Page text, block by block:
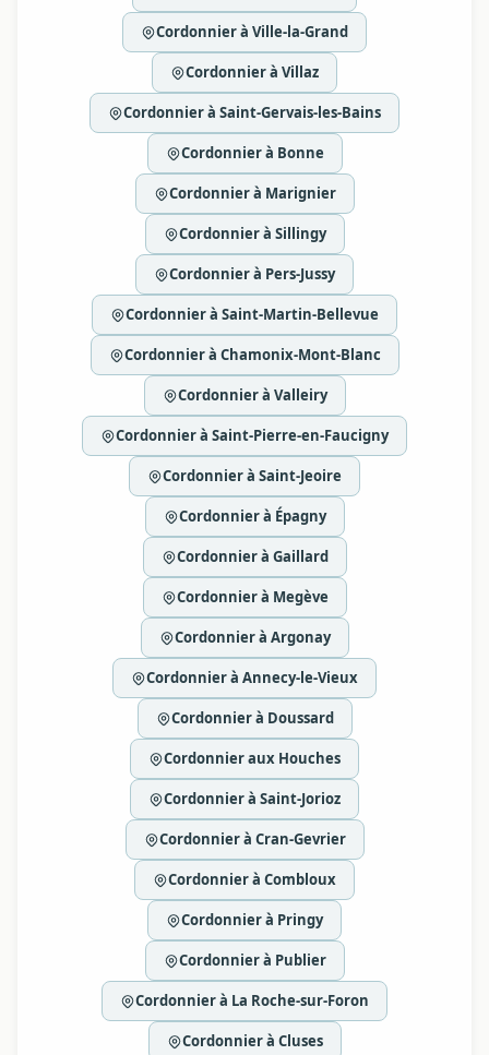
Cordonnier à Ville-la-Grand
Cordonnier à Villaz
Cordonnier à Saint-Gervais-les-Bains
Cordonnier à Bonne
Cordonnier à Marignier
Cordonnier à Sillingy
Cordonnier à Pers-Jussy
Cordonnier à Saint-Martin-Bellevue
Cordonnier à Chamonix-Mont-Blanc
Cordonnier à Valleiry
Cordonnier à Saint-Pierre-en-Faucigny
Cordonnier à Saint-Jeoire
Cordonnier à Épagny
Cordonnier à Gaillard
Cordonnier à Megève
Cordonnier à Argonay
Cordonnier à Annecy-le-Vieux
Cordonnier à Doussard
Cordonnier aux Houches
Cordonnier à Saint-Jorioz
Cordonnier à Cran-Gevrier
Cordonnier à Combloux
Cordonnier à Pringy
Cordonnier à Publier
Cordonnier à La Roche-sur-Foron
Cordonnier à Cluses